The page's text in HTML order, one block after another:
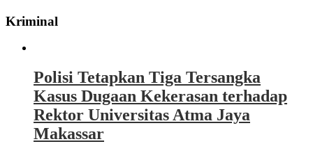
Kriminal
Polisi Tetapkan Tiga Tersangka
Kasus Dugaan Kekerasan terhadap
Rektor Universitas Atma Jaya
Makassar